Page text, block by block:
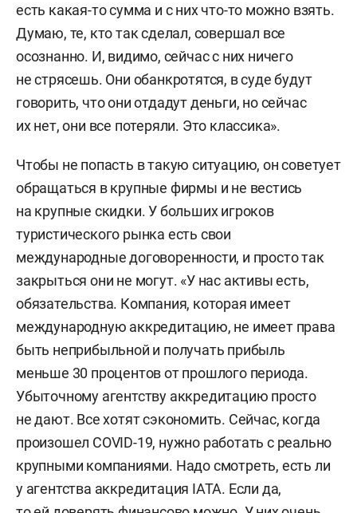
есть какая-то сумма и с них что-то можно взять.
Думаю, те, кто так сделал, совершал все
осознанно. И, видимо, сейчас с них ничего
не стрясешь. Они обанкротятся, в суде будут
говорить, что они отдадут деньги, но сейчас
их нет, они все потеряли. Это классика».
Чтобы не попасть в такую ситуацию, он советует
обращаться в крупные фирмы и не вестись
на крупные скидки. У больших игроков
туристического рынка есть свои
международные договоренности, и просто так
закрыться они не могут. «У нас активы есть,
обязательства. Компания, которая имеет
международную аккредитацию, не имеет права
быть неприбыльной и получать прибыль
меньше 30 процентов от прошлого периода.
Убыточному агентству аккредитацию просто
не дают. Все хотят сэкономить. Сейчас, когда
произошел COVID-19, нужно работать с реально
крупными компаниями. Надо смотреть, есть ли
у агентства аккредитация IАТА. Если да,